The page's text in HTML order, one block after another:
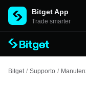
Bitget App
Trade smarter
Bitget / Supporto /